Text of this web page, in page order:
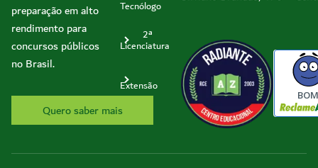
preparação em alto
rendimento para
concursos públicos
no Brasil.
Quero saber mais
Tecnólogo
2ª
Licenciatura
Extensão